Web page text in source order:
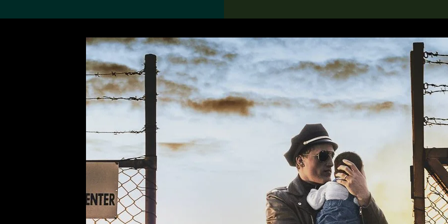
搜索M+藏品 Search the Collection
19,052項結果
關於M+藏品
探索世界頂級的二十及二十
一世紀視覺文化藏品。